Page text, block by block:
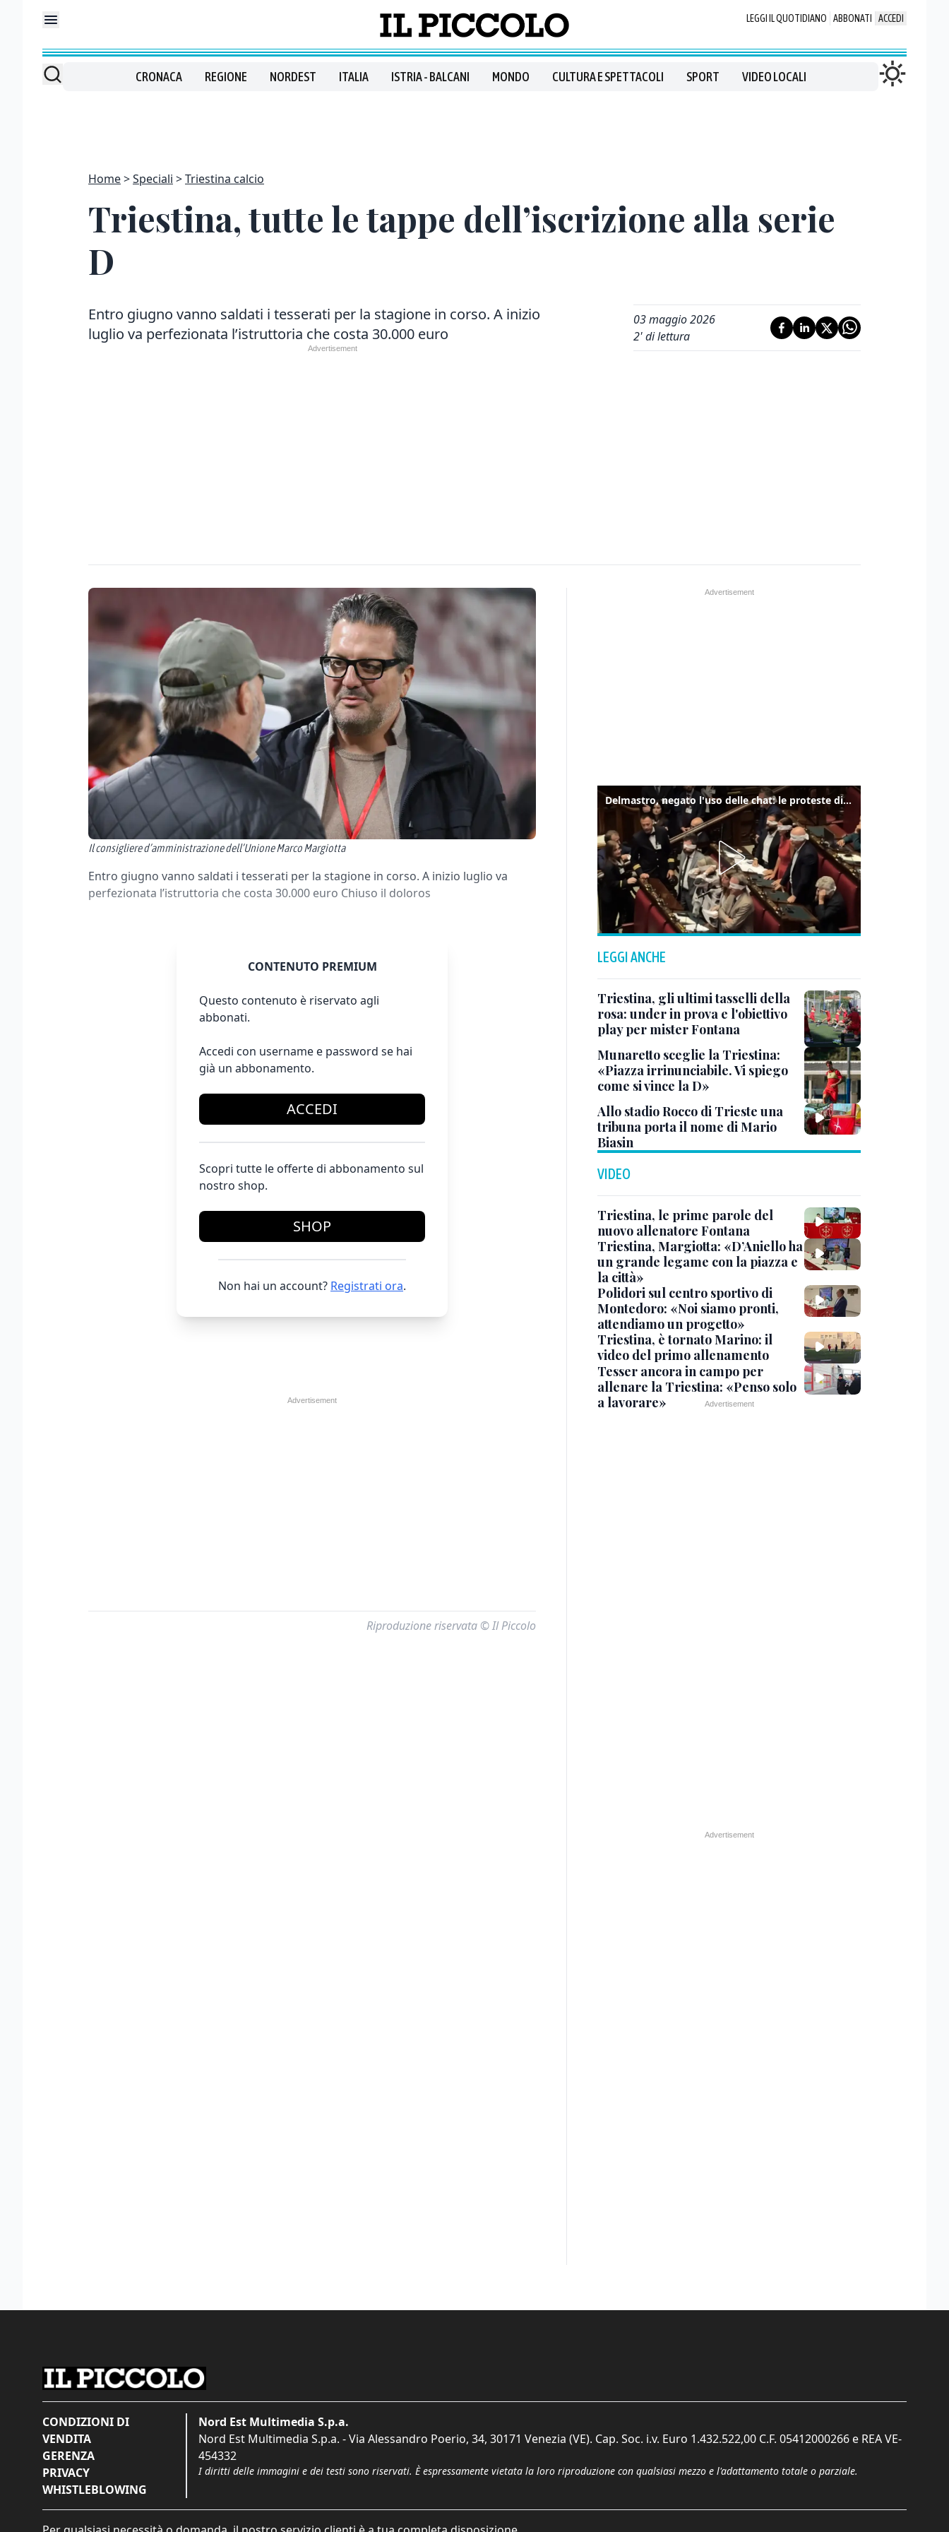
LEGGI IL QUOTIDIANO ABBONATI ACCEDI
CRONACA REGIONE NORDEST ITALIA ISTRIA - BALCANI MONDO CULTURA E SPETTACOLI SPORT VIDEO LOCALI
Home Speciali Triestina calcio
Triestina, tutte le tappe dell’iscrizione alla serie
D
Entro giugno vanno saldati i tesserati per la stagione in corso. A inizio
luglio va perfezionata l’istruttoria che costa 30.000 euro
03 maggio 2026
2' di lettura
Il consigliere d’amministrazione dell’Unione Marco Margiotta
Entro giugno vanno saldati i tesserati per la stagione in corso. A inizio luglio va
perfezionata l’istruttoria che costa 30.000 euro Chiuso il doloros
CONTENUTO PREMIUM
Questo contenuto è riservato agli
abbonati.
Accedi con username e password se hai
già un abbonamento.
ACCEDI
Scopri tutte le offerte di abbonamento sul
nostro shop.
SHOP
Non hai un account? Registrati ora.
Riproduzione riservata © Il Piccolo
Delmastro, negato l'uso delle chat: le proteste di Avs e M5s
LEGGI ANCHE
Triestina, gli ultimi tasselli della
rosa: under in prova e l'obiettivo
play per mister Fontana
Munaretto sceglie la Triestina:
«Piazza irrinunciabile. Vi spiego
come si vince la D»
Allo stadio Rocco di Trieste una
tribuna porta il nome di Mario
Biasin
VIDEO
Triestina, le prime parole del
nuovo allenatore Fontana
Triestina, Margiotta: «D’Aniello ha
un grande legame con la piazza e
la città»
Polidori sul centro sportivo di
Montedoro: «Noi siamo pronti,
attendiamo un progetto»
Triestina, è tornato Marino: il
video del primo allenamento
Tesser ancora in campo per
allenare la Triestina: «Penso solo
a lavorare»
CONDIZIONI DI
VENDITA
GERENZA
PRIVACY
WHISTLEBLOWING
Nord Est Multimedia S.p.a.
Nord Est Multimedia S.p.a. - Via Alessandro Poerio, 34, 30171 Venezia (VE). Cap. Soc. i.v. Euro 1.432.522,00 C.F. 05412000266 e REA VE-
454332
I diritti delle immagini e dei testi sono riservati. È espressamente vietata la loro riproduzione con qualsiasi mezzo e l'adattamento totale o parziale.